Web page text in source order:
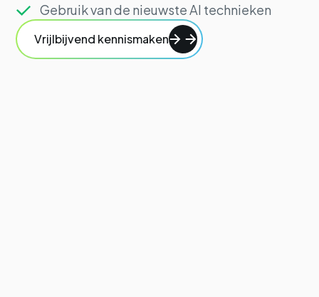
Gebruik van de nieuwste AI technieken
Vrijlbijvend kennismaken